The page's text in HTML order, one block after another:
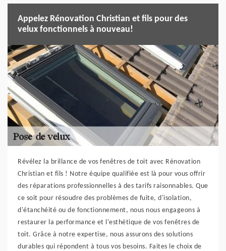
Appelez Rénovation Christian et fils pour des
velux fonctionnels à nouveau!
Révélez la brillance de vos fenêtres de toit avec Rénovation
Christian et fils ! Notre équipe qualifiée est là pour vous offrir
des réparations professionnelles à des tarifs raisonnables. Que
ce soit pour résoudre des problèmes de fuite, d'isolation,
d'étanchéité ou de fonctionnement, nous nous engageons à
restaurer la performance et l'esthétique de vos fenêtres de
toit. Grâce à notre expertise, nous assurons des solutions
durables qui répondent à tous vos besoins. Faites le choix de